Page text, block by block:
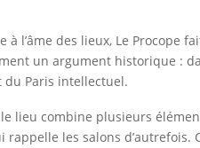
à l’âme des lieux, Le Procope
un argument historique :
du Paris intellectuel.
lieu combine plusieurs
rappelle les salons d’autrefois.